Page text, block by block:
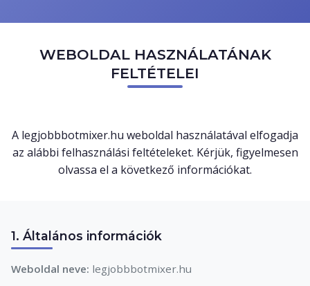
WEBOLDAL HASZNÁLATÁNAK
FELTÉTELEI
A legjobbbotmixer.hu weboldal használatával elfogadja
az alábbi felhasználási feltételeket. Kérjük, figyelmesen
olvassa el a következő információkat.
1. Általános információk
Weboldal neve: legjobbbotmixer.hu